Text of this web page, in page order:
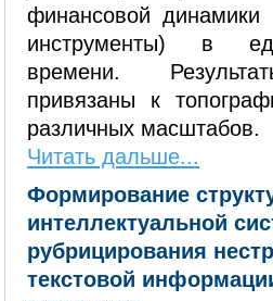
финансовой динамики
инструменты) в
времени.
привязаны к
различных масштабов.
Читать дальше...
Формирование
интеллектуальной
рубрицирования
текстовой